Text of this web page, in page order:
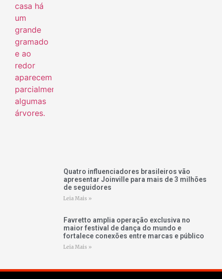
Quatro influenciadores brasileiros vão
apresentar Joinville para mais de 3 milhões
de seguidores
Leia Mais »
Favretto amplia operação exclusiva no
maior festival de dança do mundo e
fortalece conexões entre marcas e público
Leia Mais »